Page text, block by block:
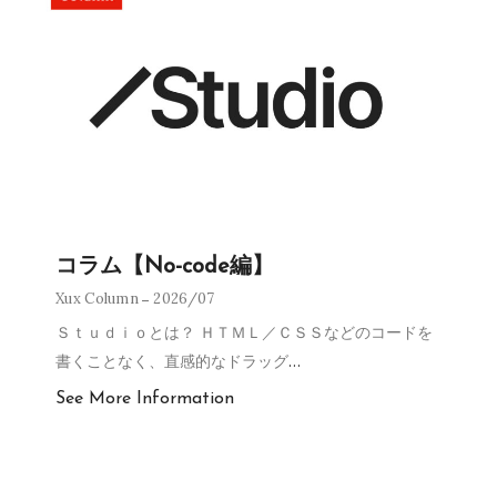
コラム【No-code編】
Xux Column 2026/07
Ｓｔｕｄｉｏとは？ ＨＴＭＬ／ＣＳＳなどのコードを
書くことなく、直感的なドラッグ…
See More Information